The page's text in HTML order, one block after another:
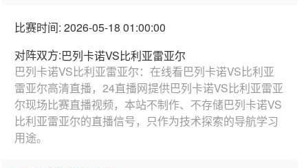
比赛时间: 2026-05-18 01:00:00
对阵双方:巴列卡诺VS比利亚雷亚尔
巴列卡诺VS比利亚雷亚尔：在线看巴列卡诺VS比利亚
雷亚尔高清直播，24直播网提供巴列卡诺VS比利亚雷亚
尔现场比赛直播视频，本站不制作、不存储巴列卡诺VS
比利亚雷亚尔的直播信号，只作为技术探索的导航学习
用途。